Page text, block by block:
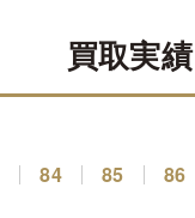
買取実績
84 85 86